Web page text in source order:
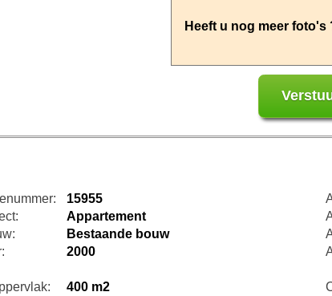
15955
Appartement
Bestaande bouw
2000
400 m2